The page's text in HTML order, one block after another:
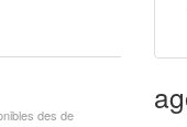
des de